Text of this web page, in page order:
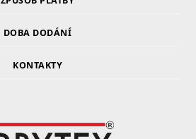
DOBA DODÁNÍ
KONTAKTY